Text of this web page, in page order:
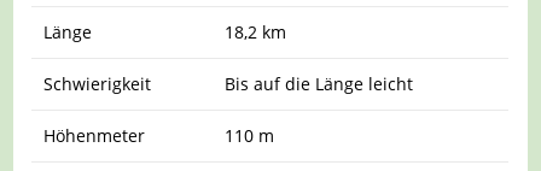
Länge 18,2 km
Schwierigkeit Bis auf die Länge leicht
Höhenmeter 110 m